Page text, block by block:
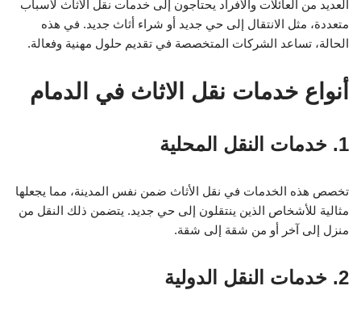
العديد من العائلات والأفراد يحتاجون إلى خدمات نقل الأثاث لأسباب
متعددة، مثل الانتقال إلى حي جديد أو شراء أثاث جديد. في هذه
الحالة، تساعد الشركات المتخصصة في تقديم حلول مهنية وفعالة.
أنواع خدمات نقل الاثاث في الدمام
1. خدمات النقل المحلية
تخصص هذه الخدمات في نقل الأثاث ضمن نفس المدينة، مما يجعلها
مثالية للأشخاص الذين ينتقلون إلى حي جديد. يتضمن ذلك النقل من
منزل إلى آخر أو من شقة إلى شقة.
2. خدمات النقل الدولية